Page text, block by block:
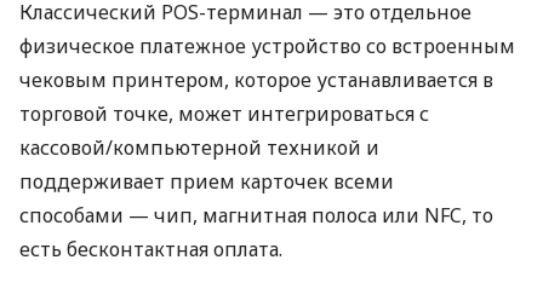
Классический POS-терминал — это отдельное
физическое платежное устройство со встроенным
чековым принтером, которое устанавливается в
торговой точке, может интегрироваться с
кассовой/компьютерной техникой и
поддерживает прием карточек всеми
способами — чип, магнитная полоса или NFC, то
есть бесконтактная оплата.